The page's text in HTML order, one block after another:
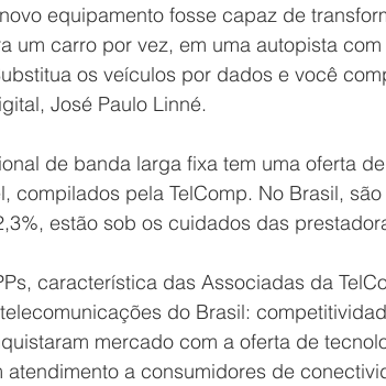
equipamento fosse capaz de
um carro por vez, em uma autopista
os veículos por dados e você
José Paulo Linné.
de banda larga fixa tem uma oferta
compilados pela TelComp. No Brasil,
estão sob os cuidados das
característica das Associadas da
do Brasil:
mercado com a oferta de
atendimento a consumidores de